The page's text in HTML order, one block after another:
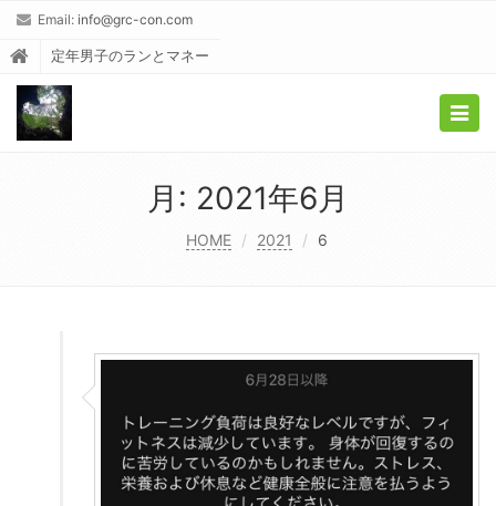
Email: info@grc-con.com
定年男子のランとマネー
月: 2021年6月
HOME 2021 6